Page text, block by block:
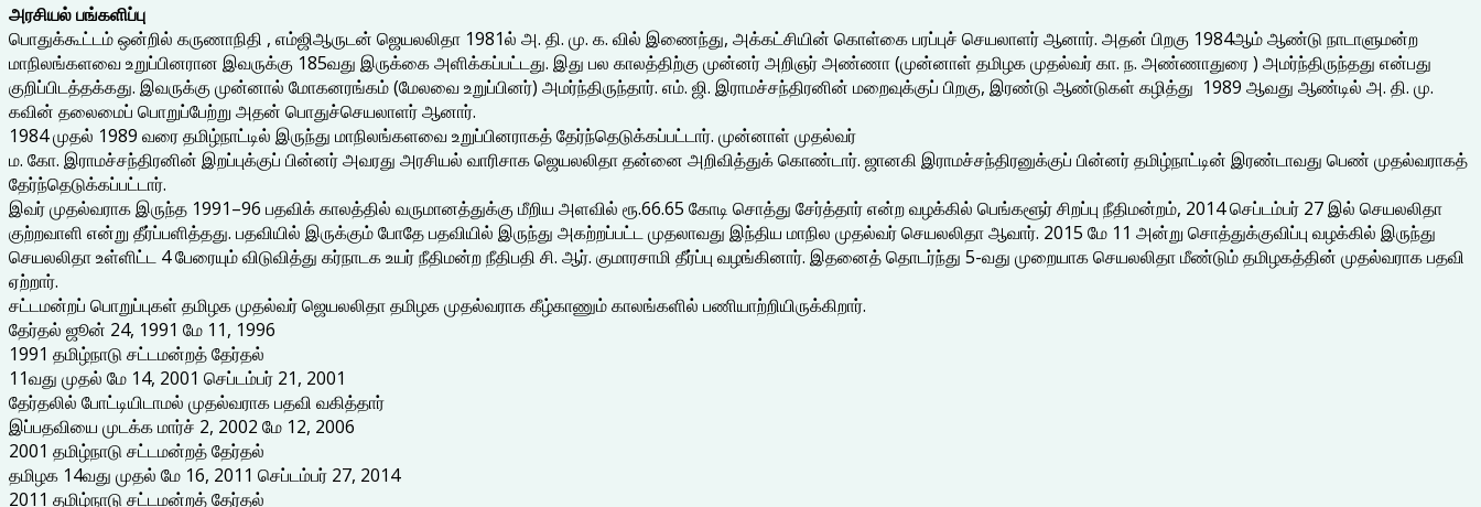
அரசியல் பங்களிப்பு
பொதுக்கூட்டம் ஒன்றில் கருணாநிதி , எம்ஜிஆருடன் ஜெயலலிதா 1981ல் அ. தி. மு. க. வில் இணைந்து, அக்கட்சியின் கொள்கை பரப்புச் செயலாளர் ஆனார். அதன் பிறகு 1984ஆம் ஆண்டு நாடாளுமன்ற
மாநிலங்களவை உறுப்பினரான இவருக்கு 185வது இருக்கை அளிக்கப்பட்டது. இது பல காலத்திற்கு முன்னர் அறிஞர் அண்ணா (முன்னாள் தமிழக முதல்வர் கா. ந. அண்ணாதுரை ) அமர்ந்திருந்தது என்பது
குறிப்பிடத்தக்கது. இவருக்கு முன்னால் மோகனரங்கம் (மேலவை உறுப்பினர்) அமர்ந்திருந்தார். எம். ஜி. இராமச்சந்திரனின் மறைவுக்குப் பிறகு, இரண்டு ஆண்டுகள் கழித்து 1989 ஆவது ஆண்டில் அ. தி. மு.
கவின் தலைமைப் பொறுப்பேற்று அதன் பொதுச்செயலாளர் ஆனார்.
1984 முதல் 1989 வரை தமிழ்நாட்டில் இருந்து மாநிலங்களவை உறுப்பினராகத் தேர்ந்தெடுக்கப்பட்டார். முன்னாள் முதல்வர்
ம. கோ. இராமச்சந்திரனின் இறப்புக்குப் பின்னர் அவரது அரசியல் வாரிசாக ஜெயலலிதா தன்னை அறிவித்துக் கொண்டார். ஜானகி இராமச்சந்திரனுக்குப் பின்னர் தமிழ்நாட்டின் இரண்டாவது பெண் முதல்வராகத்
தேர்ந்தெடுக்கப்பட்டார்.
இவர் முதல்வராக இருந்த 1991–96 பதவிக் காலத்தில் வருமானத்துக்கு மீறிய அளவில் ரூ.66.65 கோடி சொத்து சேர்த்தார் என்ற வழக்கில் பெங்களூர் சிறப்பு நீதிமன்றம், 2014 செப்டம்பர் 27 இல் செயலலிதா
குற்றவாளி என்று தீர்ப்பளித்தது. பதவியில் இருக்கும் போதே பதவியில் இருந்து அகற்றப்பட்ட முதலாவது இந்திய மாநில முதல்வர் செயலலிதா ஆவார். 2015 மே 11 அன்று சொத்துக்குவிப்பு வழக்கில் இருந்து
செயலலிதா உள்ளிட்ட 4 பேரையும் விடுவித்து கர்நாடக உயர் நீதிமன்ற நீதிபதி சி. ஆர். குமாரசாமி தீர்ப்பு வழங்கினார். இதனைத் தொடர்ந்து 5-வது முறையாக செயலலிதா மீண்டும் தமிழகத்தின் முதல்வராக பதவி
ஏற்றார்.
சட்டமன்றப் பொறுப்புகள் தமிழக முதல்வர் ஜெயலலிதா தமிழக முதல்வராக கீழ்காணும் காலங்களில் பணியாற்றியிருக்கிறார்.
தேர்தல் ஜூன் 24, 1991 மே 11, 1996
1991 தமிழ்நாடு சட்டமன்றத் தேர்தல்
11வது முதல் மே 14, 2001 செப்டம்பர் 21, 2001
தேர்தலில் போட்டியிடாமல் முதல்வராக பதவி வகித்தார்
இப்பதவியை முடக்க மார்ச் 2, 2002 மே 12, 2006
2001 தமிழ்நாடு சட்டமன்றத் தேர்தல்
தமிழக 14வது முதல் மே 16, 2011 செப்டம்பர் 27, 2014
2011 தமிழ்நாடு சட்டமன்றத் தேர்தல்